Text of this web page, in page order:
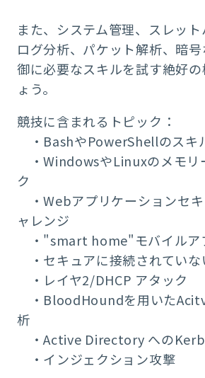
また、システム管理、スレット
ログ分析、パケット解析、暗
御に必要なスキルを試す絶好
ょう。
競技に含まれるトピック：
・BashやPowerShellのスキ
・WindowsやLinuxのメモリ
ク
・Webアプリケーションセ
ャレンジ
・"smart home"モバイルア
・セキュアに接続されていな
・レイヤ2/DHCP アタック
・BloodHoundを用いた
析
・Active Directory への
・インジェクション攻撃